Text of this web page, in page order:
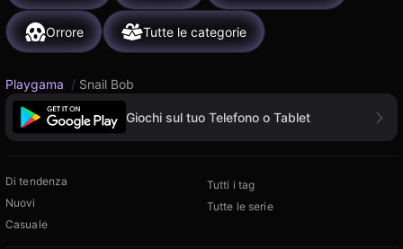
Orrore Tutte le categorie
Playgama / Snail Bob
Giochi sul tuo Telefono o Tablet
Di tendenza
Nuovi
Casuale
Tutti i tag
Tutte le serie